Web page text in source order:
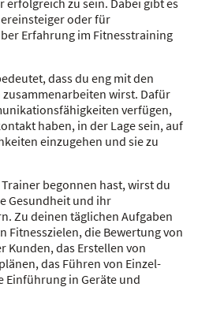
erfolgreich zu sein. Dabei gibt es
oder für
Erfahrung im Fitnesstraining
dass du eng mit den
wirst. Dafür
verfügen,
haben, in der Lage sein, auf
einzugehen und sie zu
begonnen hast, wirst du
Gesundheit und ihr
Zu deinen täglichen Aufgaben
Fitnesszielen, die Bewertung von
Kunden, das Erstellen von
das Führen von Einzel-
in Geräte und